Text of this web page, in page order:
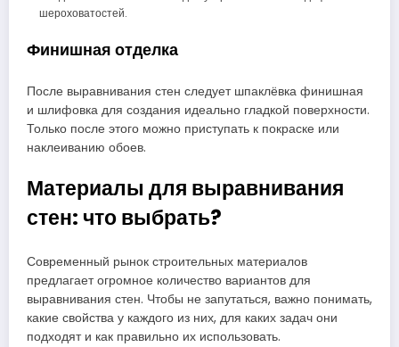
шероховатостей.
Финишная отделка
После выравнивания стен следует шпаклёвка финишная
и шлифовка для создания идеально гладкой поверхности.
Только после этого можно приступать к покраске или
наклеиванию обоев.
Материалы для выравнивания
стен: что выбрать?
Современный рынок строительных материалов
предлагает огромное количество вариантов для
выравнивания стен. Чтобы не запутаться, важно понимать,
какие свойства у каждого из них, для каких задач они
подходят и как правильно их использовать.